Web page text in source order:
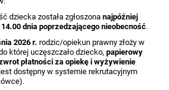
dziecka została zgłoszonanajpóźniej
dnia poprzedzającego nieobecność.
2026 r. rodzic/opiekun prawny złoży w
której uczęszczało dziecko,papierowy
płatności za opiekę i wyżywienie
dostępny w systemie rekrutacyjnym